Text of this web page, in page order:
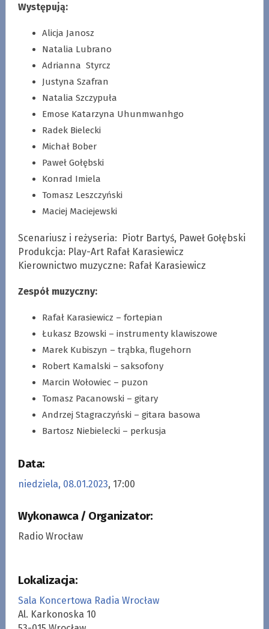
Występują:
Alicja Janosz
Natalia Lubrano
Adrianna Styrcz
Justyna Szafran
Natalia Szczypuła
Emose Katarzyna Uhunmwanhgo
Radek Bielecki
Michał Bober
Paweł Gołębski
Konrad Imiela
Tomasz Leszczyński
Maciej Maciejewski
Scenariusz i reżyseria: Piotr Bartyś, Paweł Gołębski
Produkcja: Play-Art Rafał Karasiewicz
Kierownictwo muzyczne: Rafał Karasiewicz
Zespół muzyczny:
Rafał Karasiewicz – fortepian
Łukasz Bzowski – instrumenty klawiszowe
Marek Kubiszyn – trąbka, flugehorn
Robert Kamalski – saksofony
Marcin Wołowiec – puzon
Tomasz Pacanowski – gitary
Andrzej Stagraczyński – gitara basowa
Bartosz Niebielecki – perkusja
Data:
niedziela, 08.01.2023, 17:00
Wykonawca / Organizator:
Radio Wrocław
Lokalizacja:
Sala Koncertowa Radia Wrocław
Al. Karkonoska 10